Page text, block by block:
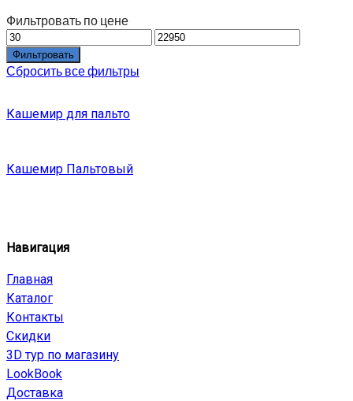
Фильтровать по цене
Фильтровать
Сбросить все фильтры
Кашемир для пальто
Кашемир Пальтовый
Навигация
Главная
Каталог
Контакты
Скидки
3D тур по магазину
LookBook
Доставка